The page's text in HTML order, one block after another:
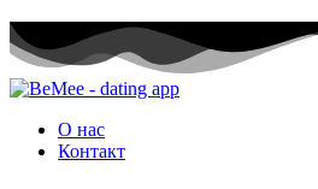
О нас
Контакт